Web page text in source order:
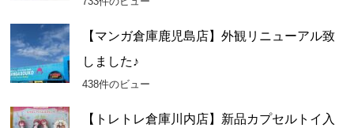
【マンガ倉庫鹿児島店】外観リニューアル致
しました♪
438件のビュー
【トレトレ倉庫川内店】新品カプセルトイ入